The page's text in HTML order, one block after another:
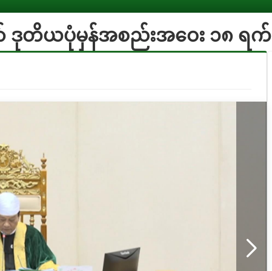
ပုံမှန်အစည်းအဝေး ၁၈ ရက်မ